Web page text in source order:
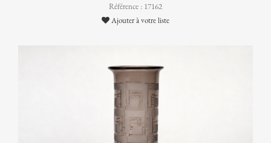
Référence : 17162
Ajouter à votre liste